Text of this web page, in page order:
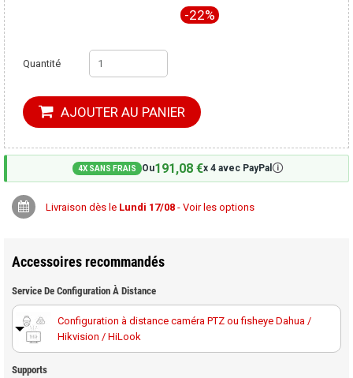
-22%
Quantité
AJOUTER AU PANIER
4X SANS FRAIS Ou191,08 €x 4 avec PayPal🛈
Livraison dès le Lundi 17/08 - Voir les options
Accessoires recommandés
Service De Configuration À Distance
Configuration à distance caméra PTZ ou fisheye Dahua /
Hikvision / HiLook
Supports